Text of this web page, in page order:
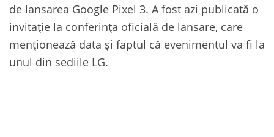
de lansarea Google Pixel 3. A fost azi publicată o
invitație la conferința oficială de lansare, care
menționează data și faptul că evenimentul va fi la
unul din sediile LG.